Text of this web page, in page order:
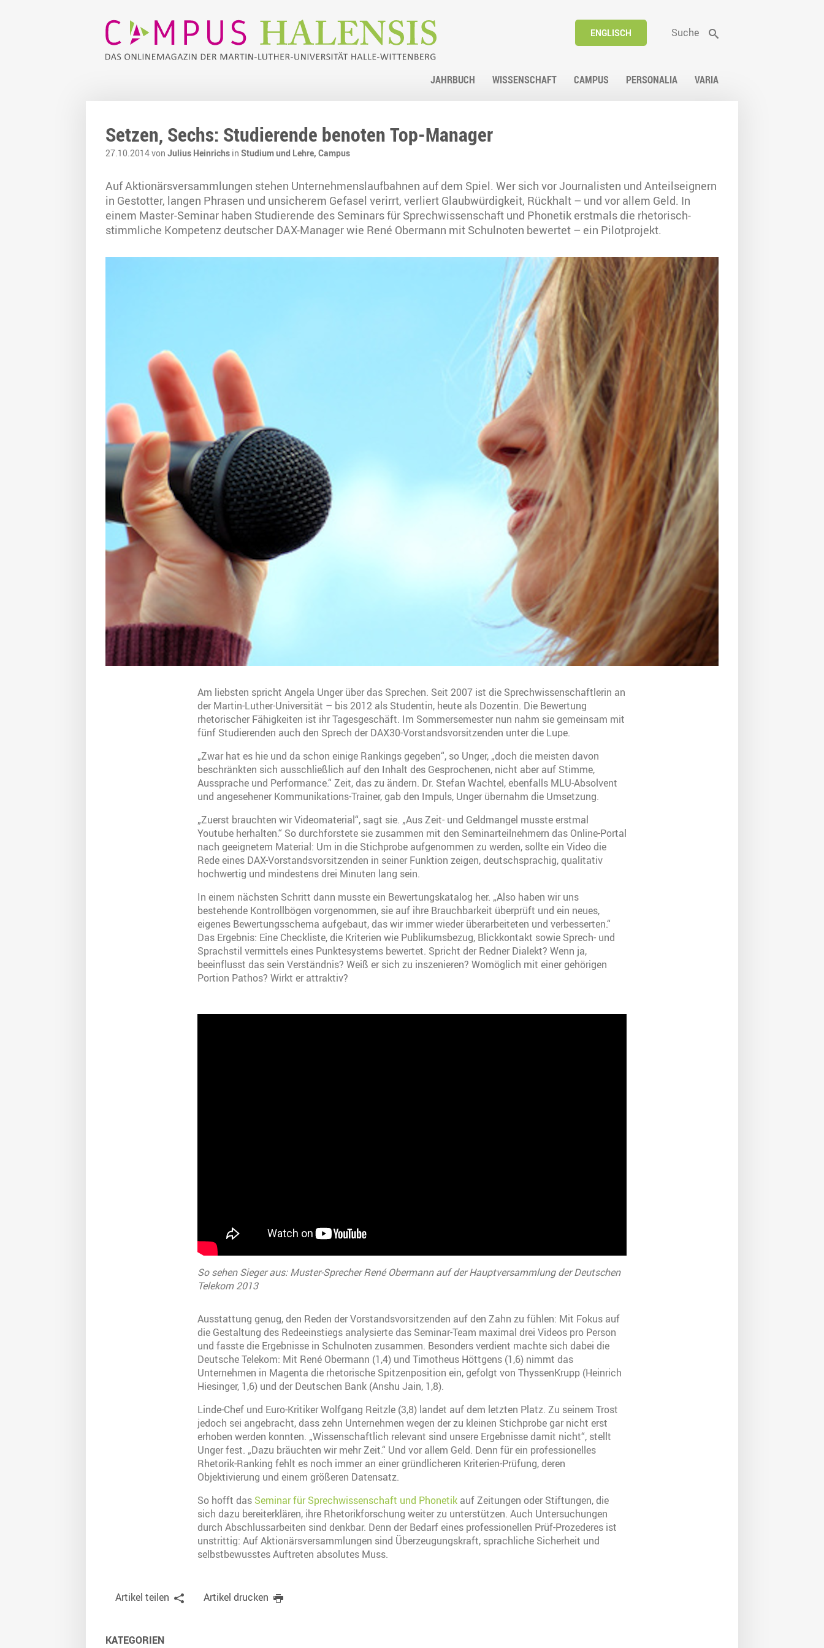
ENGLISCH Suche
JAHRBUCH WISSENSCHAFT CAMPUS PERSONALIA VARIA
Setzen, Sechs: Studierende benoten Top-Manager
27.10.2014 von Julius Heinrichs in Studium und Lehre, Campus
Auf Aktionärsversammlungen stehen Unternehmenslaufbahnen auf dem Spiel. Wer sich vor Journalisten und Anteilseignern
in Gestotter, langen Phrasen und unsicherem Gefasel verirrt, verliert Glaubwürdigkeit, Rückhalt – und vor allem Geld. In
einem Master-Seminar haben Studierende des Seminars für Sprechwissenschaft und Phonetik erstmals die rhetorisch-
stimmliche Kompetenz deutscher DAX-Manager wie René Obermann mit Schulnoten bewertet – ein Pilotprojekt.
Am liebsten spricht Angela Unger über das Sprechen. Seit 2007 ist die Sprechwissenschaftlerin an
der Martin-Luther-Universität – bis 2012 als Studentin, heute als Dozentin. Die Bewertung
rhetorischer Fähigkeiten ist ihr Tagesgeschäft. Im Sommersemester nun nahm sie gemeinsam mit
fünf Studierenden auch den Sprech der DAX30-Vorstandsvorsitzenden unter die Lupe.
„Zwar hat es hie und da schon einige Rankings gegeben“, so Unger, „doch die meisten davon
beschränkten sich ausschließlich auf den Inhalt des Gesprochenen, nicht aber auf Stimme,
Aussprache und Performance.“ Zeit, das zu ändern. Dr. Stefan Wachtel, ebenfalls MLU-Absolvent
und angesehener Kommunikations-Trainer, gab den Impuls, Unger übernahm die Umsetzung.
„Zuerst brauchten wir Videomaterial“, sagt sie. „Aus Zeit- und Geldmangel musste erstmal
Youtube herhalten.“ So durchforstete sie zusammen mit den Seminarteilnehmern das Online-Portal
nach geeignetem Material: Um in die Stichprobe aufgenommen zu werden, sollte ein Video die
Rede eines DAX-Vorstandsvorsitzenden in seiner Funktion zeigen, deutschsprachig, qualitativ
hochwertig und mindestens drei Minuten lang sein.
In einem nächsten Schritt dann musste ein Bewertungskatalog her. „Also haben wir uns
bestehende Kontrollbögen vorgenommen, sie auf ihre Brauchbarkeit überprüft und ein neues,
eigenes Bewertungsschema aufgebaut, das wir immer wieder überarbeiteten und verbesserten.“
Das Ergebnis: Eine Checkliste, die Kriterien wie Publikumsbezug, Blickkontakt sowie Sprech- und
Sprachstil vermittels eines Punktesystems bewertet. Spricht der Redner Dialekt? Wenn ja,
beeinflusst das sein Verständnis? Weiß er sich zu inszenieren? Womöglich mit einer gehörigen
Portion Pathos? Wirkt er attraktiv?
So sehen Sieger aus: Muster-Sprecher René Obermann auf der Hauptversammlung der Deutschen
Telekom 2013
Ausstattung genug, den Reden der Vorstandsvorsitzenden auf den Zahn zu fühlen: Mit Fokus auf
die Gestaltung des Redeeinstiegs analysierte das Seminar-Team maximal drei Videos pro Person
und fasste die Ergebnisse in Schulnoten zusammen. Besonders verdient machte sich dabei die
Deutsche Telekom: Mit René Obermann (1,4) und Timotheus Höttgens (1,6) nimmt das
Unternehmen in Magenta die rhetorische Spitzenposition ein, gefolgt von ThyssenKrupp (Heinrich
Hiesinger, 1,6) und der Deutschen Bank (Anshu Jain, 1,8).
Linde-Chef und Euro-Kritiker Wolfgang Reitzle (3,8) landet auf dem letzten Platz. Zu seinem Trost
jedoch sei angebracht, dass zehn Unternehmen wegen der zu kleinen Stichprobe gar nicht erst
erhoben werden konnten. „Wissenschaftlich relevant sind unsere Ergebnisse damit nicht“, stellt
Unger fest. „Dazu bräuchten wir mehr Zeit.“ Und vor allem Geld. Denn für ein professionelles
Rhetorik-Ranking fehlt es noch immer an einer gründlicheren Kriterien-Prüfung, deren
Objektivierung und einem größeren Datensatz.
So hofft das Seminar für Sprechwissenschaft und Phonetik auf Zeitungen oder Stiftungen, die
sich dazu bereiterklären, ihre Rhetorikforschung weiter zu unterstützen. Auch Untersuchungen
durch Abschlussarbeiten sind denkbar. Denn der Bedarf eines professionellen Prüf-Prozederes ist
unstrittig: Auf Aktionärsversammlungen sind Überzeugungskraft, sprachliche Sicherheit und
selbstbewusstes Auftreten absolutes Muss.
Artikel teilen Artikel drucken
KATEGORIEN